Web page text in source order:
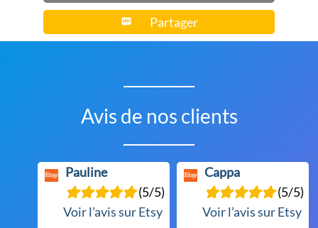
Partager
Avis de nos clients
Pauline
(5/5)
Voir l’avis sur Etsy
Cappa
(5/5)
Voir l’avis sur Etsy